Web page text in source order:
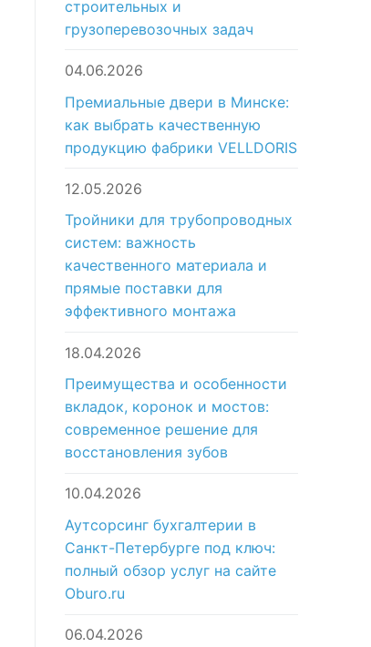
строительных и
грузоперевозочных задач
04.06.2026
Премиальные двери в Минске:
как выбрать качественную
продукцию фабрики VELLDORIS
12.05.2026
Тройники для трубопроводных
систем: важность
качественного материала и
прямые поставки для
эффективного монтажа
18.04.2026
Преимущества и особенности
вкладок, коронок и мостов:
современное решение для
восстановления зубов
10.04.2026
Аутсорсинг бухгалтерии в
Санкт-Петербурге под ключ:
полный обзор услуг на сайте
Oburo.ru
06.04.2026